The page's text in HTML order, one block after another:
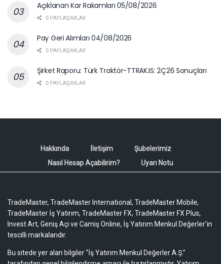
Açıklanan Kar Rakamları 05/08/2026
0 PAYLAŞIMLAR
Pay Geri Alımları 04/08/2026
0 PAYLAŞIMLAR
Şirket Raporu: Türk Traktör-TTRAK.IS: 2Ç26 Sonuçları
0 PAYLAŞIMLAR
Hakkında İletişim
Şubelerimiz
Nasıl Hesap Açabilirim?
Uyarı Notu
TradeMaster, TradeMaster International, TradeMaster Mobile,
TradeMaster İş Yatırım, TradeMaster FX, TradeMaster FX Plus,
Invest Art, Geniş Açı ve Camiş Online, İş Yatırım Menkul Değerler'in
tescilli markalarıdır.
Bu sitede yer alan bilgiler “İş Yatırım Menkul Değerler A.Ş.”